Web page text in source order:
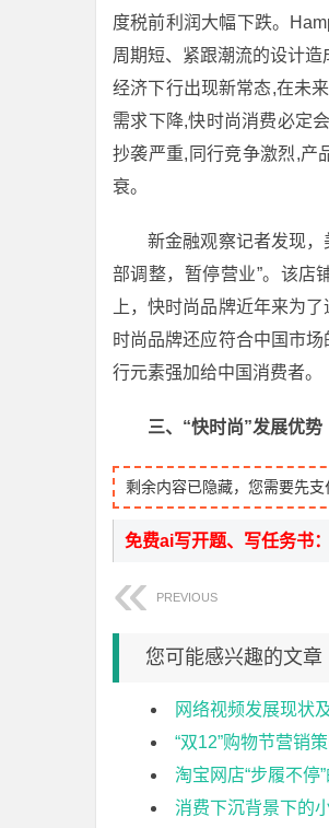
度税前利润大幅下跌。
周期短、紧跟潮流的设计
经济下行出现新常态,在未
需求下降,快时尚消费必定
抄袭严重,同行竞争激烈,产
衰。
新金融观察记者发现
部调整，暂停营业”。该店
上，快时尚品牌近年来为
时尚品牌还应符合中国市
行元素强加给中国消费者。
三、“快时尚”发展优势
剩余内容已隐藏，您需要先支
免费ai写开题、写任务书：
PREVIOUS
您可能感兴趣的文章
网络视频发展现状
“双12”购物节营销
淘宝网店“步履不停
消费下沉背景下的